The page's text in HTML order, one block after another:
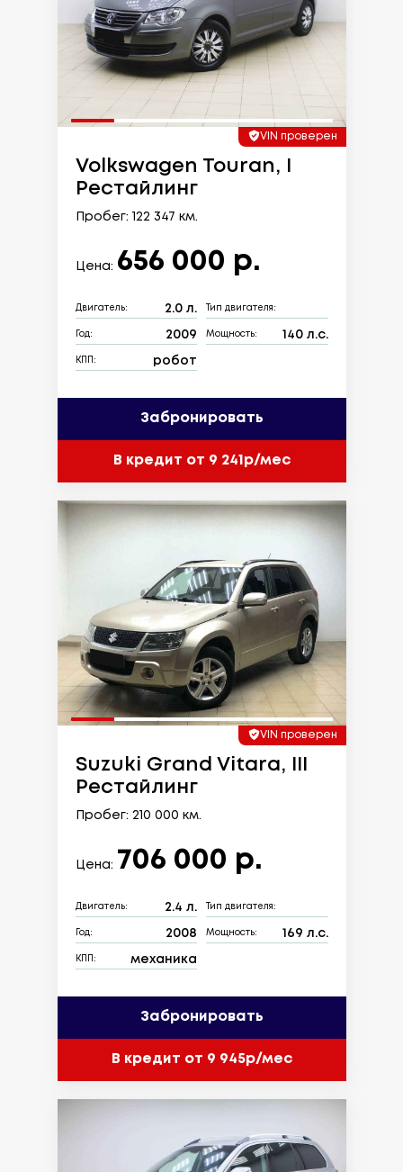
VIN проверен
Volkswagen Touran, I
Рестайлинг
Пробег: 122 347 км.
Цена: 656 000 р.
Двигатель: 2.0 л. Тип двигателя:
Год: 2009 Мощность: 140 л.с.
КПП: робот
Забронировать
В кредит от 9 241р/мес
VIN проверен
Suzuki Grand Vitara, III
Рестайлинг
Пробег: 210 000 км.
Цена: 706 000 р.
Двигатель: 2.4 л. Тип двигателя:
Год: 2008 Мощность: 169 л.с.
КПП: механика
Забронировать
В кредит от 9 945р/мес